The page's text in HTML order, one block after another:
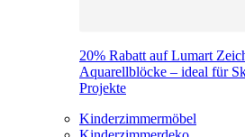
20% Rabatt auf Lumart
Aquarellblöcke – ideal für
Projekte
Kinderzimmermöbel